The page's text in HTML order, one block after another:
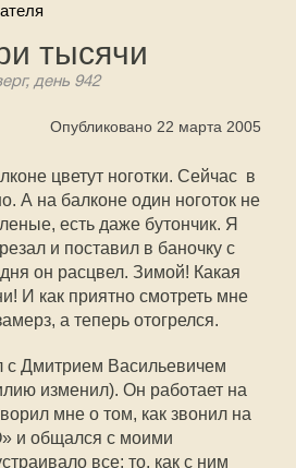
тысячи
день 942
Опубликовано 22 марта 2005
цветут ноготки. Сейчас  в
А на балконе один ноготок не
есть даже бутончик. Я
и поставил в баночку с
он расцвел. Зимой! Какая
И как приятно смотреть мне
а теперь отогрелся.
с Дмитрием Васильевичем
изменил). Он работает на
мне о том, как звонил на
и общался с моими
все: то, как с ним